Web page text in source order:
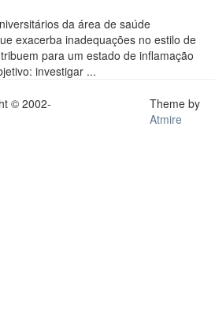
da área de saúde
exacerba inadequações no estilo de
para um estado de inflamação
investigar ...
© 2002-
Theme by
Atmire